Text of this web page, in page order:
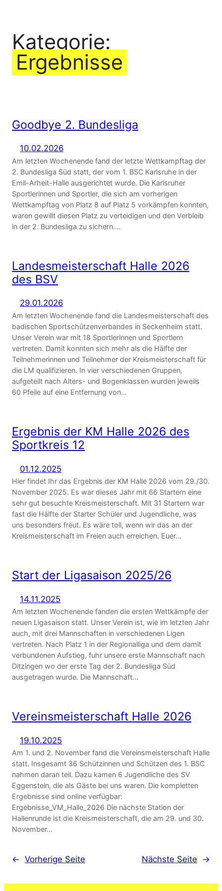
Inhalt
springen
Kategorie:
Ergebnisse
Goodbye 2. Bundesliga
10.02.2026
Am letzten Wochenende fand der letzte Wettkampftag der
2. Bundesliga Süd statt, der vom 1. BSC Karlsruhe in der
Emil-Arheit-Halle ausgerichtet wurde. Die Karlsruher
Sportlerinnen und Sportler, die sich am vorherigen
Wettkampftag von Platz 8 auf Platz 5 vorkämpfen konnten,
waren gewillt diesen Platz zu verteidigen und den Verbleib
in der 2. Bundesliga zu sichern.…
Landesmeisterschaft Halle 2026
des BSV
29.01.2026
Am letzten Wochenende fand die Landesmeisterschaft des
badischen Sportschützenverbandes in Seckenheim statt.
Unser Verein war mit 18 Sportlerinnen und Sportlern
vertreten. Damit konnten sich mehr als die Hälfte der
Teilnehmerinnen und Teilnehmer der Kreismeisterschaft für
die LM qualifizieren. In vier verschiedenen Gruppen,
aufgeteilt nach Alters- und Bogenklassen wurden jeweils
60 Pfeile auf eine Entfernung von…
Ergebnis der KM Halle 2026 des
Sportkreis 12
01.12.2025
Hier findet Ihr das Ergebnis der KM Halle 2026 vom 29./30.
November 2025. Es war dieses Jahr mit 66 Startern eine
sehr gut besuchte Kreismeisterschaft. Mit 31 Startern war
fast die Hälfte der Starter Schüler und Jugendliche, was
uns besonders freut. Es wäre toll, wenn wir das an der
Kreismeisterschaft im Freien auch erreichen. Euer…
Start der Ligasaison 2025/26
14.11.2025
Am letzten Wochenende fanden die ersten Wettkämpfe der
neuen Ligasaison statt. Unser Verein ist, wie im letzten Jahr
auch, mit drei Mannschaften in verschiedenen Ligen
vertreten. Nach Platz 1 in der Regionalliga und dem damit
verbundenen Aufstieg, fuhr unsere erste Mannschaft nach
Ditzingen wo der erste Tag der 2. Bundesliga Süd
ausgetragen wurde. Die Mannschaft…
Vereinsmeisterschaft Halle 2026
19.10.2025
Am 1. und 2. November fand die Vereinsmeisterschaft Halle
statt. Insgesamt 36 Schützinnen und Schützen des 1. BSC
nahmen daran teil. Dazu kamen 6 Jugendliche des SV
Eggenstein, die als Gäste bei uns waren. Die kompletten
Ergebnisse sind online verfügbar:
Ergebnisse_VM_Halle_2026 Die nächste Station der
Hallenrunde ist die Kreismeisterschaft, die am 29. und 30.
November…
← Vorherige Seite Nächste Seite →